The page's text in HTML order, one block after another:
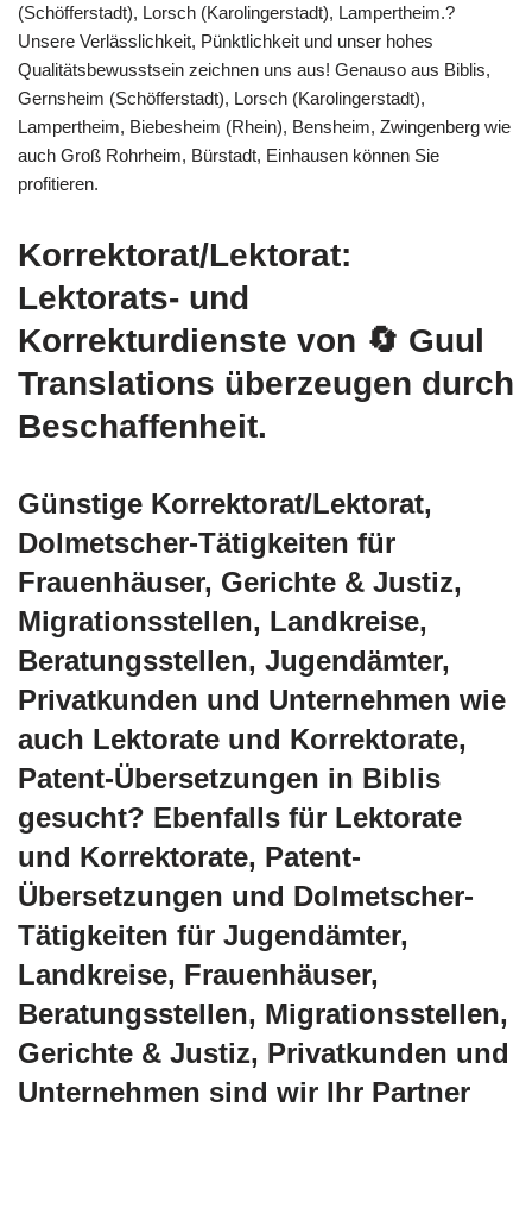
(Schöfferstadt), Lorsch (Karolingerstadt), Lampertheim.?
Unsere Verlässlichkeit, Pünktlichkeit und unser hohes
Qualitätsbewusstsein zeichnen uns aus! Genauso aus Biblis,
Gernsheim (Schöfferstadt), Lorsch (Karolingerstadt),
Lampertheim, Biebesheim (Rhein), Bensheim, Zwingenberg wie
auch Groß Rohrheim, Bürstadt, Einhausen können Sie
profitieren.
Korrektorat/Lektorat:
Lektorats- und
Korrekturdienste von 🔄 Guul
Translations überzeugen durch
Beschaffenheit.
Günstige Korrektorat/Lektorat,
Dolmetscher-Tätigkeiten für
Frauenhäuser, Gerichte & Justiz,
Migrationsstellen, Landkreise,
Beratungsstellen, Jugendämter,
Privatkunden und Unternehmen wie
auch Lektorate und Korrektorate,
Patent-Übersetzungen in Biblis
gesucht? Ebenfalls für Lektorate
und Korrektorate, Patent-
Übersetzungen und Dolmetscher-
Tätigkeiten für Jugendämter,
Landkreise, Frauenhäuser,
Beratungsstellen, Migrationsstellen,
Gerichte & Justiz, Privatkunden und
Unternehmen sind wir Ihr Partner